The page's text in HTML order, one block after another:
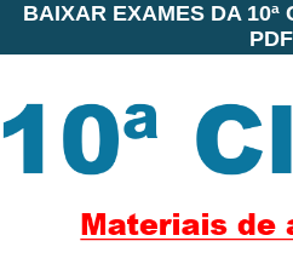
BAIXAR EXAMES DA 10ª
PDF